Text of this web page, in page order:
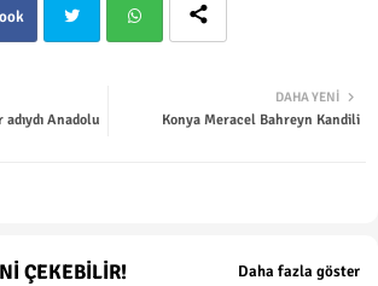
ter
DAHA YENI
Konya Meracel Bahreyn Kandili
Anadolu
ÇEKEBILIR! Daha fazla göster